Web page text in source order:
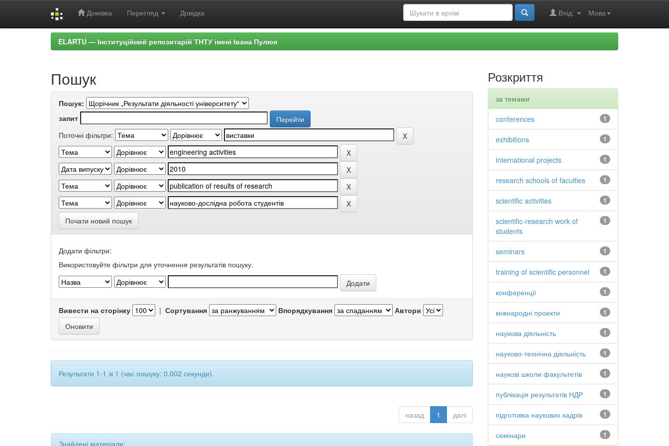
Домівка Перегляд Довідка Мова
Вхід:
ELARTU — Інституційний репозитарій ТНТУ імені Івана Пулюя
Пошук
Пошук:
запит
Поточні фільтри:
Почати новий пошук
Додати фільтри:
Використовуйте фільтри для уточнення результатів пошуку.
Вивести на сторінку | Сортування Впорядкування Автори
Результати 1-1 зі 1 (час пошуку: 0.002 секунди).
назад 1 далі
Знайдені матеріали:
Розкриття
за темами
1
conferences
1
exhibitions
1
international projects
1
research schools of faculties
1
scientific activities
1
scientific-research work of
students
1
seminars
1
training of scientific personnel
1
конференції
1
міжнародні проекти
1
наукова діяльність
1
науково-технічна діяльність
1
наукові школи факультетів
1
публікація результатів НДР
1
підготовка наукових кадрів
1
семінари